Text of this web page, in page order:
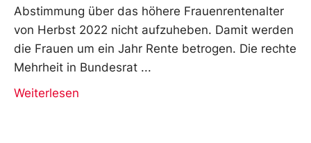
Abstimmung über das höhere Frauenrentenalter
von Herbst 2022 nicht aufzuheben. Damit werden
die Frauen um ein Jahr Rente betrogen. Die rechte
Mehrheit in Bundesrat
Weiterlesen